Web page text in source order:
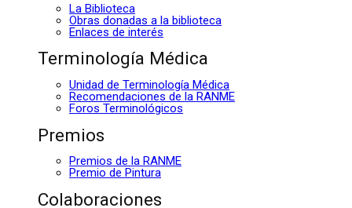
La Biblioteca
Obras donadas a la biblioteca
Enlaces de interés
Terminología Médica
Unidad de Terminología Médica
Recomendaciones de la RANME
Foros Terminológicos
Premios
Premios de la RANME
Premio de Pintura
Colaboraciones